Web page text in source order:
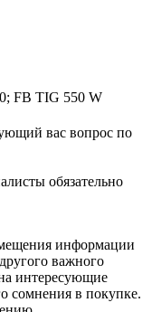
FB TIG 550 W
вас вопрос по
обязательно
информации
важного
интересующие
сомнения в покупке.